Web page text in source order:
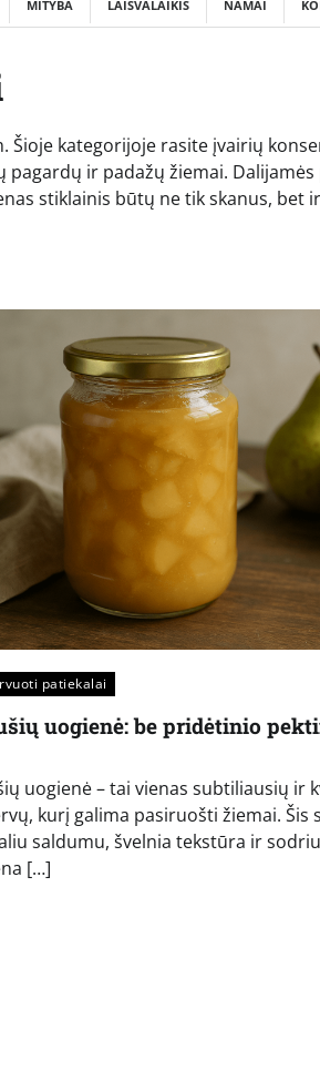
MITYBA LAISVALAIKIS NAMAI
Šioje kategorijoje rasite įvairių
ir padažų žiemai.
stiklainis būtų ne tik skanus, bet
patiekalai
uogienė: be pridėtinio
uogienė – tai vienas subtiliausių ir
kurį galima pasiruošti žiemai. Šis
saldumu, švelnia tekstūra ir
[…]